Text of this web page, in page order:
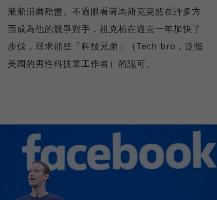
漸漸消磨殆盡。不過眼看著馬斯克突然在許多方
面成為他的競爭對手，祖克柏在過去一年加快了
步伐，尋求那些「科技兄弟」（Tech bro，泛指
美國的男性科技業工作者）的認可。